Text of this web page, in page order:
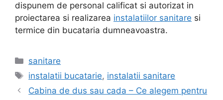
dispunem de personal calificat si autorizat in
proiectarea si realizarea instalatiilor sanitare si
termice din bucataria dumneavoastra.
Categorii
sanitare
Etichete
instalatii bucatarie, instalatii sanitare
Cabina de dus sau cada – Ce alegem pentru